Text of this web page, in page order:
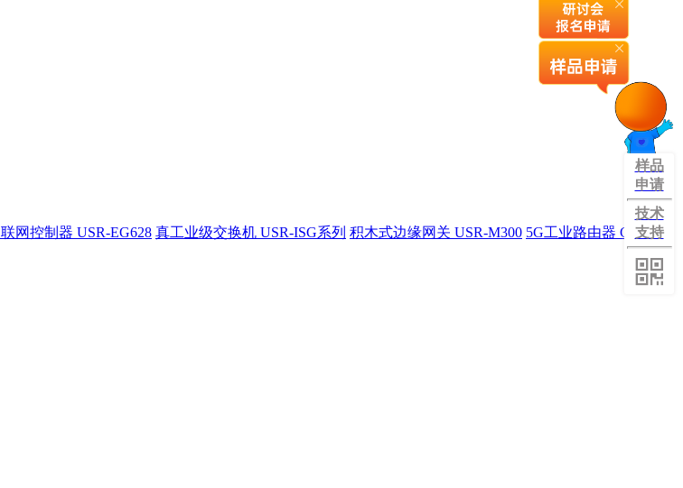
网控制器 USR-EG628 真工业级交换机 USR-ISG系列 积木式边缘网关 USR-M300 5G工业路由器 G809旗
样品
申请
技术
支持